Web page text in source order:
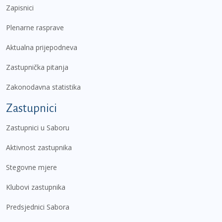
Zapisnici
Plenarne rasprave
Aktualna prijepodneva
Zastupnička pitanja
Zakonodavna statistika
Zastupnici
Zastupnici u Saboru
Aktivnost zastupnika
Stegovne mjere
Klubovi zastupnika
Predsjednici Sabora